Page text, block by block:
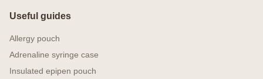
Useful guides
Allergy pouch
Adrenaline syringe case
Insulated epipen pouch